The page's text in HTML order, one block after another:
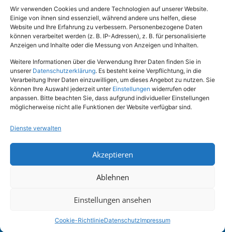
Wir verwenden Cookies und andere Technologien auf unserer Website.
Einige von ihnen sind essenziell, während andere uns helfen, diese
Website und Ihre Erfahrung zu verbessern. Personenbezogene Daten
können verarbeitet werden (z. B. IP-Adressen), z. B. für personalisierte
Anzeigen und Inhalte oder die Messung von Anzeigen und Inhalten.
Weitere Informationen über die Verwendung Ihrer Daten finden Sie in
unserer Datenschutzerklärung. Es besteht keine Verpflichtung, in die
Verarbeitung Ihrer Daten einzuwilligen, um dieses Angebot zu nutzen. Sie
können Ihre Auswahl jederzeit unter Einstellungen widerrufen oder
anpassen. Bitte beachten Sie, dass aufgrund individueller Einstellungen
möglicherweise nicht alle Funktionen der Website verfügbar sind.
Dienste verwalten
Akzeptieren
Ablehnen
Einstellungen ansehen
Cookie-RichtlinieDatenschutzImpressum
Rechtliches
Impressum
Datenschutz
Copyright © 2024. Alle Rechte vorbehalten.
Tel.: (02651) - 77438info@tierheim-mayen.de
In der Pluns 1, 56727 Mayen